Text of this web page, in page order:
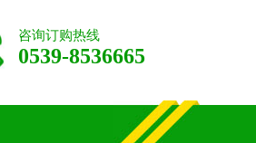
咨询订购热线
0539-8536665